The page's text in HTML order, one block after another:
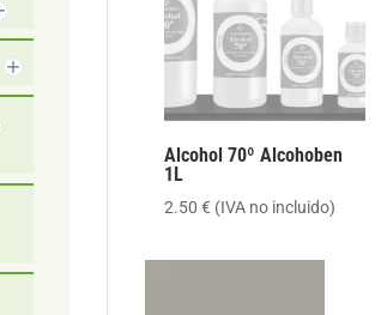
Alcohol 70º Alcohoben
1L
2.50€ (IVA no incluido)